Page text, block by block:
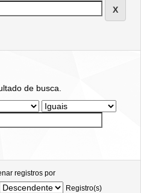
de busca.
registros por
Registro(s)